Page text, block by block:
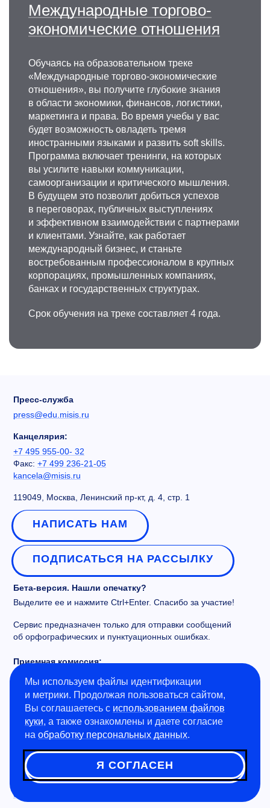
Международные торгово-
экономические отношения
Обучаясь на образовательном треке
«Международные торгово-экономические
отношения», вы получите глубокие знания
в области экономики, финансов, логистики,
маркетинга и права. Во время учебы у вас
будет возможность овладеть тремя
иностранными языками и развить soft skills.
Программа включает тренинги, на которых
вы усилите навыки коммуникации,
самоорганизации и критического мышления.
В будущем это позволит добиться успехов
в переговорах, публичных выступлениях
и эффективном взаимодействии с партнерами
и клиентами. Узнайте, как работает
международный бизнес, и станьте
востребованным профессионалом в крупных
корпорациях, промышленных компаниях,
банках и государственных структурах.
Срок обучения на треке составляет 4 года.
Пресс-служба
press@edu.misis.ru
Канцелярия:
+7 495 955-00- 32
Факс: +7 499 236-21-05
kancela@misis.ru
119049, Москва, Ленинский пр-кт, д. 4, стр. 1
НАПИСАТЬ НАМ
ПОДПИСАТЬСЯ НА РАССЫЛКУ
Бета-версия. Нашли опечатку?
Выделите ее и нажмите Ctrl+Enter. Спасибо за участие!
Сервис предназначен только для отправки сообщений
об орфографических и пунктуационных ошибках.
Приемная комиссия:
+7 499 649-44-80
vopros@misis.ru
Admission Issues:
welcome@misis.ru
Центр коммерциализации технологий
+7 495 638-46-57
cctt@misis.ru
Мы используем файлы идентификации
и метрики. Продолжая пользоваться сайтом,
Вы соглашаетесь с использованием файлов
куки, а также ознакомлены и даете согласие
на обработку персональных данных.
Я СОГЛАСЕН